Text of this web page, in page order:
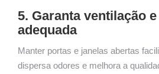
5. Garanta ventilação
adequada
Manter portas e janelas abertas
dispersa odores e melhora a